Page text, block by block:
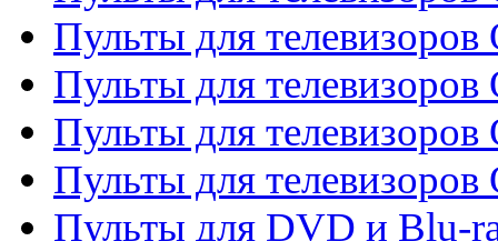
Пульты для телевизоров
Пульты для телевизоров
Пульты для телевизоров
Пульты для телевизоров
Пульты для DVD и Blu-